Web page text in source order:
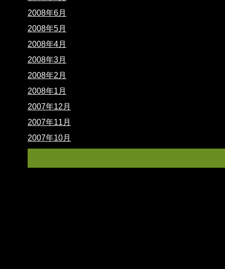
2008年6月
2008年5月
2008年4月
2008年3月
2008年2月
2008年1月
2007年12月
2007年11月
2007年10月